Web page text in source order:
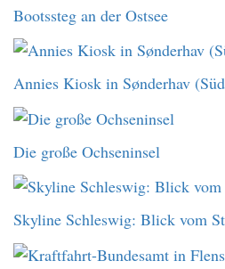
Bootssteg an der Ostsee
Annies Kiosk in Sønderhav
Die große Ochseninsel
Skyline Schleswig: Blick vom